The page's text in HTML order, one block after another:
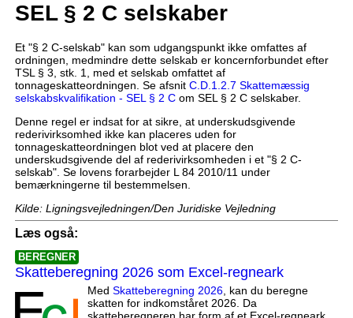
SEL § 2 C selskaber
Et "§ 2 C-selskab" kan som udgangspunkt ikke omfattes af
ordningen, medmindre dette selskab er koncernforbundet efter
TSL § 3, stk. 1, med et selskab omfattet af
tonnageskatteordningen. Se afsnit C.D.1.2.7 Skattemæssig
selskabskvalifikation - SEL § 2 Com SEL § 2 C selskaber.
Denne regel er indsat for at sikre, at underskudsgivende
rederivirksomhed ikke kan placeres uden for
tonnageskatteordningen blot ved at placere den
underskudsgivende del af rederivirksomheden i et "§ 2 C-
selskab". Se lovens forarbejder L 84 2010/11 under
bemærkningerne til bestemmelsen.
Kilde: Ligningsvejledningen/Den Juridiske Vejledning
Læs også:
BEREGNER
Skatteberegning 2026 som Excel-regneark
Med Skatteberegning 2026, kan du beregne
skatten for indkomståret 2026. Da